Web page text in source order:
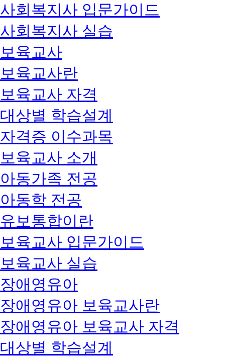
사회복지사 입문가이드
사회복지사 실습
보육교사
보육교사란
보육교사 자격
대상별 학습설계
자격증 이수과목
보육교사 소개
아동가족 전공
아동학 전공
유보통합이란
보육교사 입문가이드
보육교사 실습
장애영유아
장애영유아 보육교사란
장애영유아 보육교사 자격
대상별 학습설계